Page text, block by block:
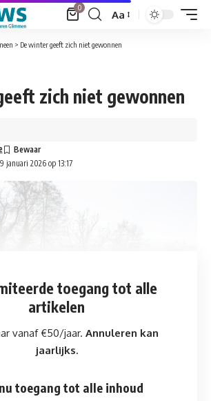
0
Font
Aa
> De winter geeft zich niet gewonnen
zich niet gewonnen
januari 2026 op 13:17
toegangtot alle
artikelen
vanaf €50/jaar. Annuleren kan
jaarlijks.
toegang tot alle inhoud